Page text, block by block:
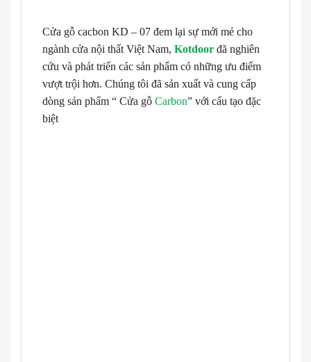
Cửa gỗ cacbon KD – 07 đem lại sự mới mẻ cho
ngành cửa nội thất Việt Nam, Kotdoor đã nghiên
cứu và phát triển các sản phẩm có những ưu điểm
vượt trội hơn. Chúng tôi đã sản xuất và cung cấp
dòng sản phẩm “ Cửa gỗ Carbon” với cấu tạo đặc
biệt